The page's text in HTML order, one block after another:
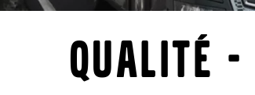
Qualité -